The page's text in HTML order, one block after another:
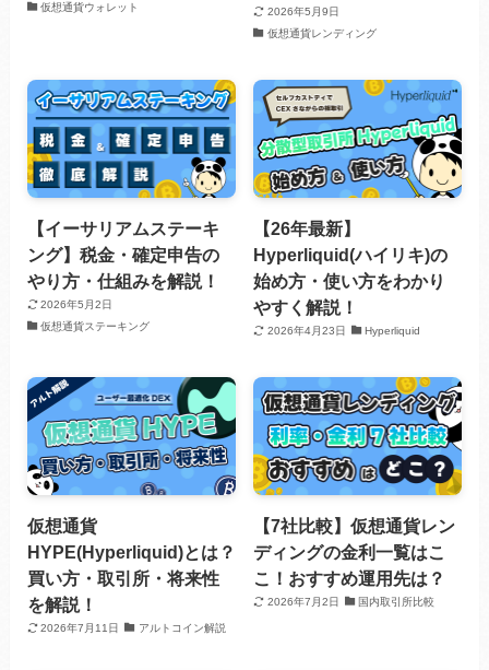
仮想通貨ウォレット
2026年5月9日
仮想通貨レンディング
【イーサリアムステーキ
ング】税金・確定申告の
やり方・仕組みを解説！
2026年5月2日
仮想通貨ステーキング
【26年最新】
Hyperliquid(ハイリキ)の
始め方・使い方をわかり
やすく解説！
2026年4月23日 Hyperliquid
仮想通貨
HYPE(Hyperliquid)とは？
買い方・取引所・将来性
を解説！
2026年7月11日 アルトコイン解説
【7社比較】仮想通貨レン
ディングの金利一覧はこ
こ！おすすめ運用先は？
2026年7月2日 国内取引所比較